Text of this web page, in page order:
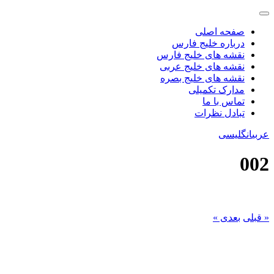
صفحه اصلی
درباره خلیج فارس
نقشه های خلیج فارس
نقشه های خلیج عربی
نقشه های خلیج بصره
مدارک تکمیلی
تماس با ما
تبادل نظرات
عربیانگلیسی
002
« قبلی بعدی »